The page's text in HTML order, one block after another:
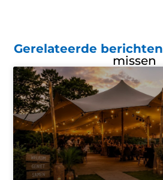
Gerelateerde berichten
missen